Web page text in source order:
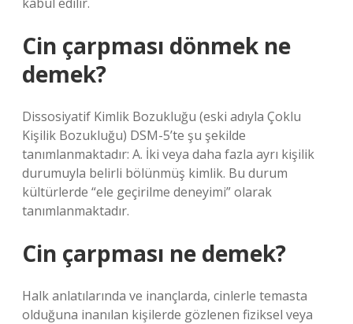
Cin çarpması dönmek ne
demek?
Dissosiyatif Kimlik Bozukluğu (eski adıyla Çoklu
Kişilik Bozukluğu) DSM-5’te şu şekilde
tanımlanmaktadır: A. İki veya daha fazla ayrı kişilik
durumuyla belirli bölünmüş kimlik. Bu durum
kültürlerde “ele geçirilme deneyimi” olarak
tanımlanmaktadır.
Cin çarpması ne demek?
Halk anlatılarında ve inançlarda, cinlerle temasta
olduğuna inanılan kişilerde gözlenen fiziksel veya